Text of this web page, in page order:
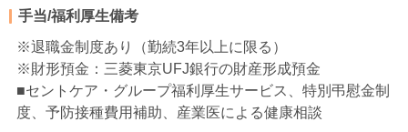
手当/福利厚生備考
※退職金制度あり（勤続3年以上に限る）
※財形預金：三菱東京UFJ銀行の財産形成預金
■セントケア・グループ福利厚生サービス、特別弔慰金制
度、予防接種費用補助、産業医による健康相談